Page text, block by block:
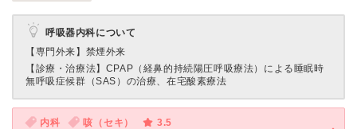
呼吸器内科について
【専門外来】 禁煙外来
【診療・治療法】 CPAP（経鼻的持続陽圧呼吸療法）による睡眠時
無呼吸症候群（SAS）の治療、在宅酸素療法
内科 咳（セキ）
3.5